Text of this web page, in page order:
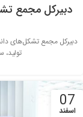
دبیرکل مجمع
دبیرکل مجمع تشکل‌های
07
اسفند